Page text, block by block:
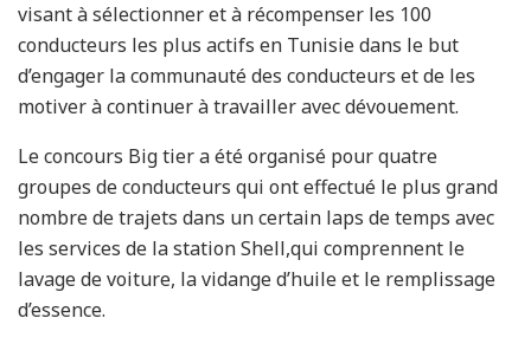
visant à sélectionner et à récompenser les 100
conducteurs les plus actifs en Tunisie dans le but
d’engager la communauté des conducteurs et de les
motiver à continuer à travailler avec dévouement.
Le concours Big tier a été organisé pour quatre
groupes de conducteurs qui ont effectué le plus grand
nombre de trajets dans un certain laps de temps avec
les services de la station Shell,qui comprennent le
lavage de voiture, la vidange d’huile et le remplissage
d’essence.